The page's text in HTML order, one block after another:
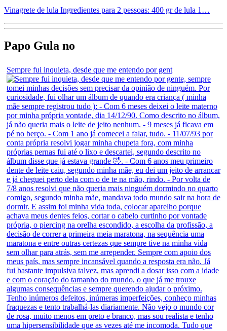
Vinagrete de lula Ingredientes para 2 pessoas: 400 gr de lula 1…
Papo Gula no
Sempre fui inquieta, desde que me entendo por gent